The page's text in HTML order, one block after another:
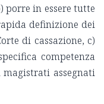
in essere tutte
definizione dei
di cassazione, c)
competenza
assegnati